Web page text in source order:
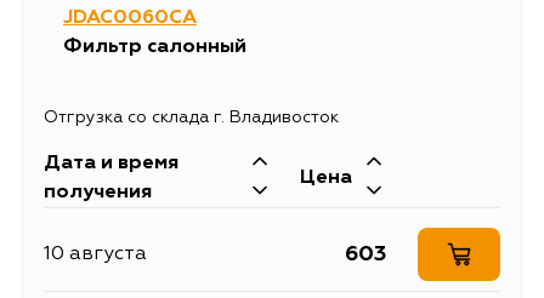
JDAC0060CA
Фильтр салонный
Отгрузка со склада г. Владивосток
Дата и время
получения
Цена
10 августа 603